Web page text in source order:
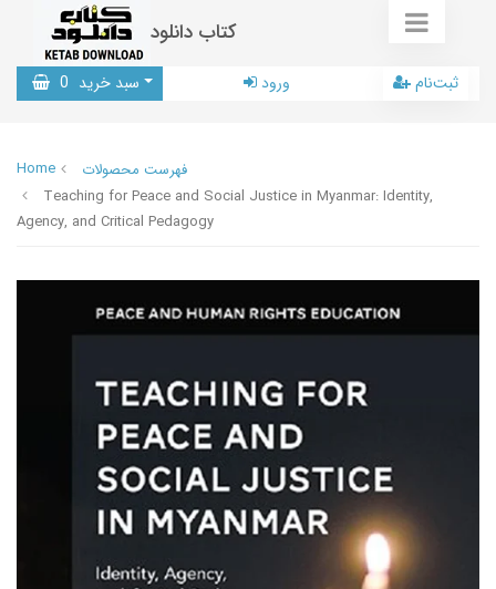
کتاب دانلود
سبد خرید 0 ورود ثبت‌نام
Home
فهرست محصولات
Teaching for Peace and Social Justice in Myanmar: Identity,
Agency, and Critical Pedagogy